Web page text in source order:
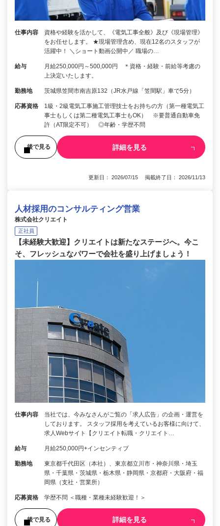
仕事内容
資格や経験を活かして、《電気工事全般》及び《現場管理》
をお任せします。 ★現場管理含め、現在12名のスタッフが
活躍中！ ＼ショート動画公開中／ 職場の…
給与
月給250,000円～500,000円 ＊資格・経験・前給等考慮の
上決定いたします。
勤務地 茨城県笠間市南吉原132（JR水戸線「笠間駅」車で5分）
応募資格
1級・2級電気工事施工管理技士をお持ちの方（第一種電気工
事士もしくは第二種電気工事士もOK） ※要普通自動車免
許（AT限定不可） ◎年齢・学歴不問
後で見る 詳細を見る
更新日： 2026/07/15 掲載終了日： 2026/11/13
人材採用のコンサルティング営業
株式会社クリエイト
正社員
【未経験大歓迎】クリエイトは新たなステージへ。今こ
そ、フレッシュなパワーで会社を盛り上げましょう！
仕事内容
当社では、今みなさんがご覧の「求人広告」の企画・運営を
しております。 スタッフ採用を考えているお客様に向けて、
求人Webサイト【クリエイト転職・クリエイト…
給与 月給250,000円+インセンティブ
勤務地
東京都千代田区（本社）、東京都立川市・神奈川県・埼玉
県・千葉県・茨城県・栃木県・静岡県・京都府・大阪府・福
岡県（支社・営業所）
応募資格 学歴不問 ＜職種・業種未経験歓迎！＞
後で見る 詳細を見る